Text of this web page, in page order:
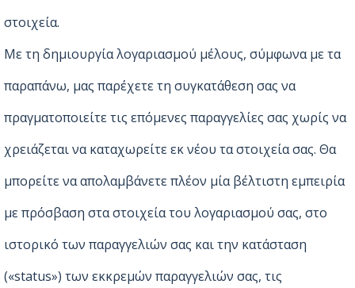
στοιχεία.
Με τη δημιουργία λογαριασμού μέλους, σύμφωνα με τα
παραπάνω, μας παρέχετε τη συγκατάθεση σας να
πραγματοποιείτε τις επόμενες παραγγελίες σας χωρίς να
χρειάζεται να καταχωρείτε εκ νέου τα στοιχεία σας. Θα
μπορείτε να απολαμβάνετε πλέον μία βέλτιστη εμπειρία
με πρόσβαση στα στοιχεία του λογαριασμού σας, στο
ιστορικό των παραγγελιών σας και την κατάσταση
(«status») των εκκρεμών παραγγελιών σας, τις